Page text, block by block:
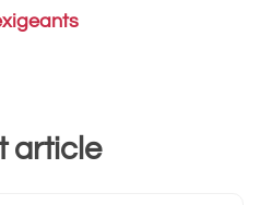
article